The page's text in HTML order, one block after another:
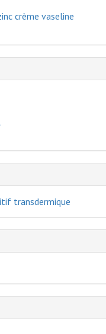
crème vaseline
transdermique